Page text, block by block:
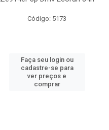
Código: 5173
Faça seu login ou
cadastre-se para
ver preços e
comprar